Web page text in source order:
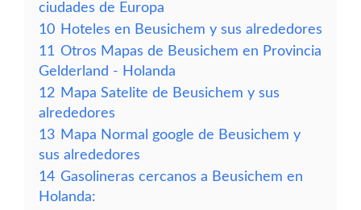
ciudades de Europa
10 Hoteles en Beusichem y sus alrededores
11 Otros Mapas de Beusichem en Provincia
Gelderland - Holanda
12 Mapa Satelite de Beusichem y sus
alrededores
13 Mapa Normal google de Beusichem y
sus alrededores
14 Gasolineras cercanos a Beusichem en
Holanda: